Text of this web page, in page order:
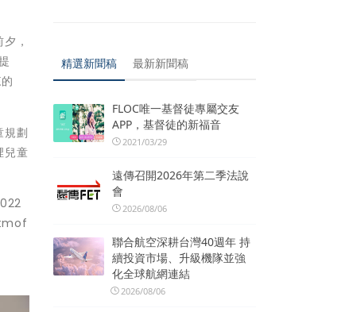
，
規劃
兒童
精選新聞稿 最新新聞稿
FLOC唯一基督徒專屬交友
APP，基督徒的新福音
2021/03/29
遠傳召開2026年第二季法說
會
2026/08/06
聯合航空深耕台灣40週年 持
續投資市場、升級機隊並強
化全球航網連結
2026/08/06